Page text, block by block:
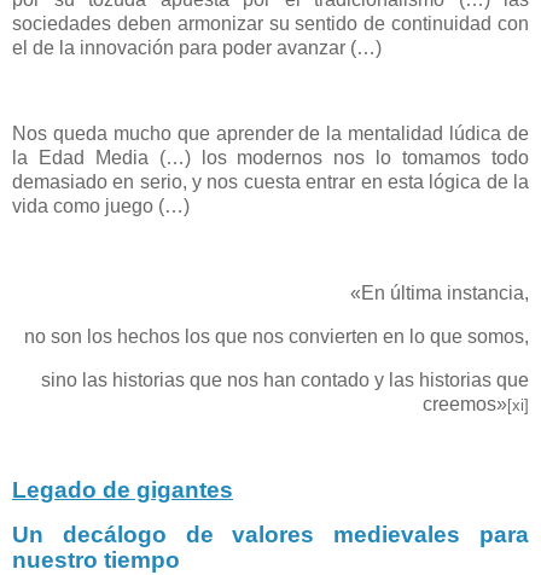
sociedades deben armonizar su sentido de continuidad con
el de la innovación para poder avanzar (…)
Nos queda mucho que aprender de la mentalidad lúdica de
la Edad Media (…) los modernos nos lo tomamos todo
demasiado en serio, y nos cuesta entrar en esta lógica de la
vida como juego (…)
«En última instancia,
no son los hechos los que nos convierten en lo que somos,
sino las historias que nos han contado y las historias que
creemos»[xi]
Legado de gigantes
Un decálogo de valores medievales para
nuestro tiempo